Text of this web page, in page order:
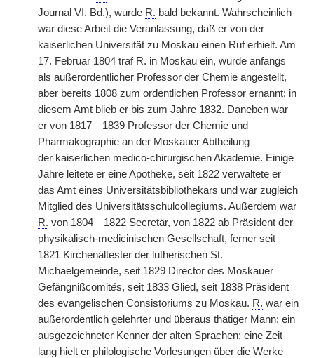
Journal VI. Bd.), wurde R. bald bekannt. Wahrscheinlich
war diese Arbeit die Veranlassung, daß er von der
kaiserlichen Universität zu Moskau einen Ruf erhielt. Am
17. Februar 1804 traf R. in Moskau ein, wurde anfangs
als außerordentlicher Professor der Chemie angestellt,
aber bereits 1808 zum ordentlichen Professor ernannt; in
diesem Amt blieb er bis zum Jahre 1832. Daneben war
er von 1817—1839 Professor der Chemie und
Pharmakographie an der Moskauer Abtheilung
der kaiserlichen medico-chirurgischen Akademie. Einige
Jahre leitete er eine Apotheke, seit 1822 verwaltete er
das Amt eines Universitätsbibliothekars und war zugleich
Mitglied des Universitätsschulcollegiums. Außerdem war
R. von 1804—1822 Secretär, von 1822 ab Präsident der
physikalisch-medicinischen Gesellschaft, ferner seit
1821 Kirchenältester der lutherischen St.
Michaelgemeinde, seit 1829 Director des Moskauer
Gefängnißcomités, seit 1833 Glied, seit 1838 Präsident
des evangelischen Consistoriums zu Moskau. R. war ein
außerordentlich gelehrter und überaus thätiger Mann; ein
ausgezeichneter Kenner der alten Sprachen; eine Zeit
lang hielt er philologische Vorlesungen über die Werke